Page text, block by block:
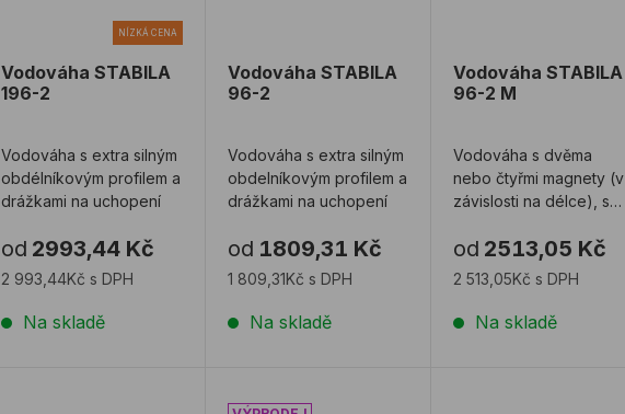
NÍZKÁ CENA
Vodováha STABILA
196-2
Vodováha s extra silným
obdélníkovým profilem a
drážkami na uchopení
od 2993,44 Kč
2 993,44Kč s DPH
Na skladě
Vodováha STABILA
96-2
Vodováha s extra silným
obdelníkovým profilem a
drážkami na uchopení
od 1809,31 Kč
1 809,31Kč s DPH
Na skladě
Vodováha STABILA
96-2 M
Vodováha s dvěma
nebo čtyřmi magnety (v
závislosti na délce), s
libelou a se dvě ...
od 2513,05 Kč
2 513,05Kč s DPH
Na skladě
Vodováha STABILA 81 SV REM TorpedoVodováha STABILA 80 M instalatérská